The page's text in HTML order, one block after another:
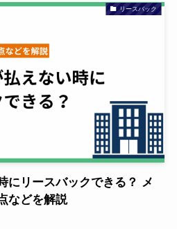
リースバック
にリースバックできる？ メ
などを解説